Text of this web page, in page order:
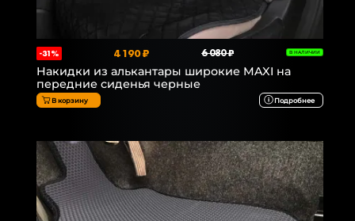
-31% 4 190 ₽ 6 080 ₽ В НАЛИЧИИ
Накидки из алькантары широкие MAXI на
передние сиденья черные
В корзину Подробнее